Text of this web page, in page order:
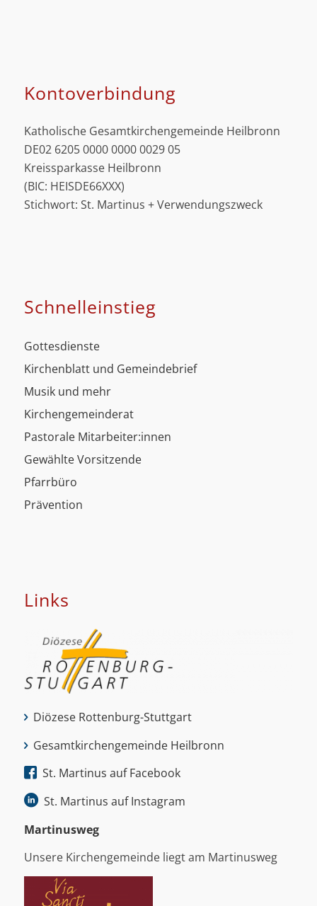
Kontoverbindung
Katholische Gesamtkirchengemeinde Heilbronn
DE02 6205 0000 0000 0029 05
Kreissparkasse Heilbronn
(BIC: HEISDE66XXX)
Stichwort: St. Martinus + Verwendungszweck
Schnell­einstieg
Gottesdienste
Kirchenblatt und Gemeindebrief
Musik und mehr
Kirchengemeinderat
Pastorale Mitarbeiter:innen
Gewählte Vorsitzende
Pfarrbüro
Prävention
Links
Diözese Rottenburg-Stuttgart
Gesamtkirchengemeinde Heilbronn
St. Martinus auf Facebook
St. Martinus auf Instagram
Martinus­weg
Unsere Kirchengemeinde liegt am Martinusweg